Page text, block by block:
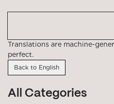
Translations are machine-
perfect.
Back to English
All Categories